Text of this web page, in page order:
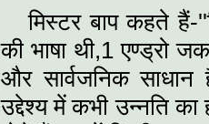
मिस्टर बाप कहते हैं-
की भाषा थी,1 एण्ड्रो
और सार्वजनिक
उद्देश्य में कभी उन्नति का